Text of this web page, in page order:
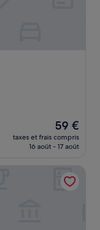
Le
nouveau
prix
de
59 €
59 €
taxes et frais compris
16 août - 17 août